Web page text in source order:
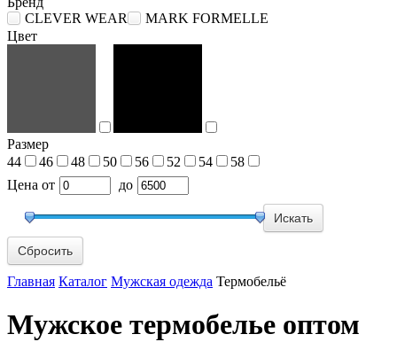
CLEVER WEAR
MARK FORMELLE
Цвет
Размер
44
46 48 50 56 52 54
58
Цена от до
Сбросить
Главная Каталог Мужская одежда Термобельё
Мужское термобелье оптом